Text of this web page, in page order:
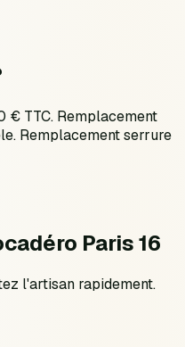
€ TTC. Remplacement
Remplacement serrure
Paris 16
l'artisan rapidement.